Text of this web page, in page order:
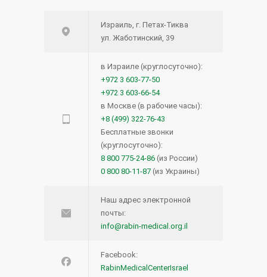
Израиль, г. Петах-Тиква
ул. Жаботинский, 39
в Израиле (круглосуточно):
+972 3 603-77-50
+972 3 603-66-54
в Москве (в рабочие часы):
+8 (499) 322-76-43
Бесплатные звонки
(круглосуточно):
8 800 775-24-86 (из России)
0 800 80-11-87 (из Украины)
Наш адрес электронной
почты:
info@rabin-medical.org.il
Facebook:
RabinMedicalCenterIsrael